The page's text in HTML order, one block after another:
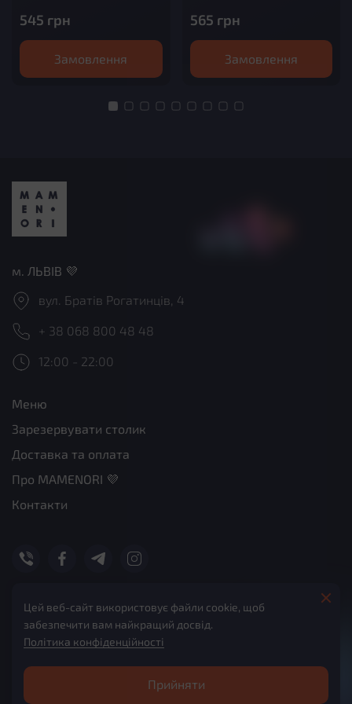
чука та ікрою тобіко зверху,
кунжут
545 грн
Замовлення
соусом унагі та
565 грн
Замовлення
м. ЛЬВІВ 💜
вул. Братів Рогатинців, 4
+ 38 068 800 48 48
12:00 - 22:00
Меню
Зарезервувати столик
Доставка та оплата
Про MAMENORI 💜
Контакти
© 2026 Mamenori. Всі права захищені.
Політика конфіденційності
Договір оферта
Цей веб-сайт використовує файли cookie, щоб
забезпечити вам найкращий досвід.
Політика конфіденційності
Прийняти